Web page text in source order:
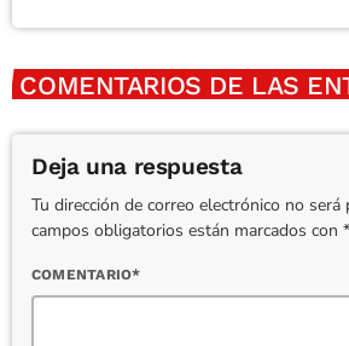
COMENTARIOS DE LAS
Deja una respuesta
Tu dirección de correo electrónico no será
campos obligatorios están marcados con *
COMENTARIO*